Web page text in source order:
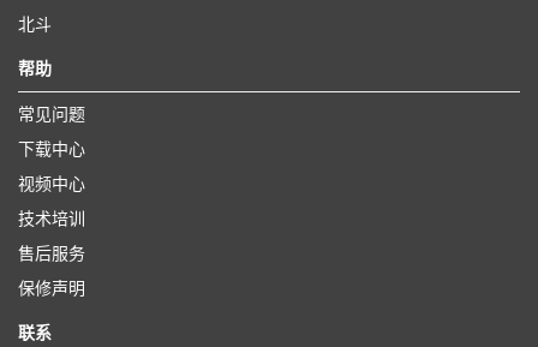
北斗
帮助
常见问题
下载中心
视频中心
技术培训
售后服务
保修声明
联系